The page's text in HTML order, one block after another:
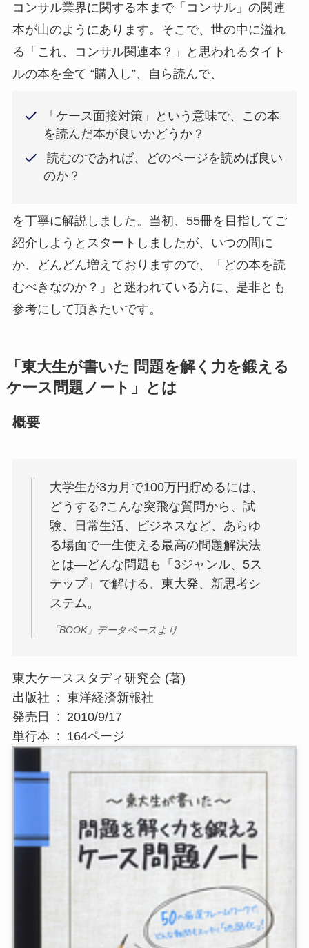
コンサル業界に関する本まで「コンサル」の関連
本が山のようにあります。そこで、世の中に溢れ
る「これ、コンサル関連本？」と思われるタイト
ルの本を全て “購入し”、自ら読んで、
「ケース面接対策」という意味で、この本
を読んだ本が良いかどうか？
読むのであれば、どのページを読めば良い
のか？
を丁寧に解説しました。当初、55冊を目指してご
紹介しようとスタートしましたが、いつの間に
か、どんどん増えておりますので、「どの本を読
むべきなのか？」と迷われている方に、是非とも
参考にして頂きたいです。
「東大生が書いた 問題を解く力を鍛える
ケース問題ノート」とは
概要
大学生が3カ月で100万円貯めるには、
どうする?こんな突飛な質問から、試
験、日常生活、ビジネスなど、あらゆ
る場面で一生使える最高の問題解決法
とは―どんな問題も「3ジャンル、5ス
テップ」で解ける、東大発、新思考シ
ステム。
「BOOK」データベースより
東大ケーススタディ研究会 (著)
出版社 ‏ : ‎ 東洋経済新報社
発売日 ‏ : ‎ 2010/9/17
単行本 ‏ : ‎ 164ページ